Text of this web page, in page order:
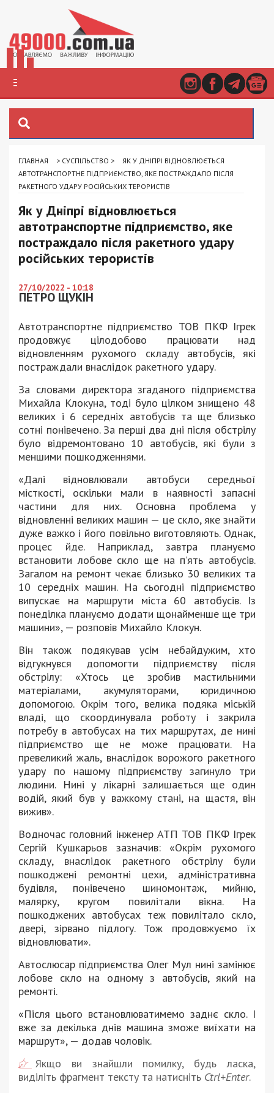
ГЛАВНАЯ > СУСПІЛЬСТВО >
ЯК У ДНІПРІ ВІДНОВЛЮЄТЬСЯ
АВТОТРАНСПОРТНЕ ПІДПРИЄМСТВО, ЯКЕ ПОСТРАЖДАЛО ПІСЛЯ
РАКЕТНОГО УДАРУ РОСІЙСЬКИХ ТЕРОРИСТІВ
Як у Дніпрі відновлюється
автотранспортне підприємство, яке
постраждало після ракетного удару
російських терористів
27/10/2022 - 10:18
ПЕТРО ЩУКІН
Автотранспортне підприємство ТОВ ПКФ Ігрек
продовжує цілодобово працювати над
відновленням рухомого складу автобусів, які
постраждали внаслідок ракетного удару.
За словами директора згаданого підприємства
Михайла Клокуна, тоді було цілком знищено 48
великих і 6 середніх автобусів та ще близько
сотні понівечено. За перші два дні після обстрілу
було відремонтовано 10 автобусів, які були з
меншими пошкодженнями.
«Далі відновлювали автобуси середньої
місткості, оскільки мали в наявності запасні
частини для них. Основна проблема у
відновленні великих машин — це скло, яке знайти
дуже важко і його повільно виготовляють. Однак,
процес йде. Наприклад, завтра плануємо
встановити лобове скло ще на п’ять автобусів.
Загалом на ремонт чекає близько 30 великих та
10 середніх машин. На сьогодні підприємство
випускає на маршрути міста 60 автобусів. Із
понеділка плануємо додати щонайменше ще три
машини», — розповів Михайло Клокун.
Він також подякував усім небайдужим, хто
відгукнувся допомогти підприємству після
обстрілу: «Хтось це зробив мастильними
матеріалами, акумуляторами, юридичною
допомогою. Окрім того, велика подяка міській
владі, що скоординувала роботу і закрила
потребу в автобусах на тих маршрутах, де нині
підприємство ще не може працювати. На
превеликий жаль, внаслідок ворожого ракетного
удару по нашому підприємству загинуло три
людини. Нині у лікарні залишається ще один
водій, який був у важкому стані, на щастя, він
вижив».
Водночас головний інженер АТП ТОВ ПКФ Ігрек
Сергій Кушкарьов зазначив: «Окрім рухомого
складу, внаслідок ракетного обстрілу були
пошкоджені ремонтні цехи, адміністративна
будівля, понівечено шиномонтаж, мийню,
малярку, кругом повилітали вікна. На
пошкоджених автобусах теж повилітало скло,
двері, зірвано підлогу. Тож продовжуємо їх
відновлювати».
Автослюсар підприємства Олег Мул нині замінює
лобове скло на одному з автобусів, який на
ремонті.
«Після цього встановлюватимемо заднє скло. І
вже за декілька днів машина зможе виїхати на
маршрут», — додав чоловік.
Якщо ви знайшли помилку, будь ласка,
виділіть фрагмент тексту та натисніть Ctrl+Enter.